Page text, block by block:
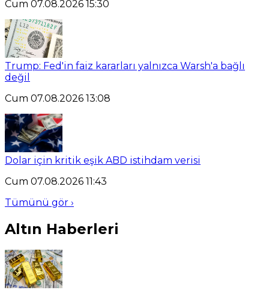
Cum 07.08.2026 15:30
Trump: Fed'in faiz kararları yalnızca Warsh'a bağlı
değil
Cum 07.08.2026 13:08
Dolar için kritik eşik ABD istihdam verisi
Cum 07.08.2026 11:43
Tümünü gör ›
Altın Haberleri